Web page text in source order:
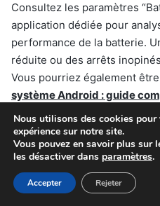
Consultez les paramètres
application dédiée pour
performance de la batterie.
réduite ou des arrêts
Vous pourriez également
système Android : guide
Quelle application
consommation de batterie ?
Des applications comme
Monitor offrent une
consommation, l’état et
Nous utilisons des cookies
expérience sur notre site.
Vous pouvez en savoir plus sur
les désactiver dans paramètres.
Accepter Rejeter